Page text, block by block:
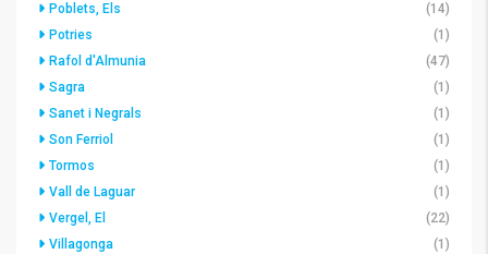
Poblets, Els
(14)
Potries
(1)
Rafol d'Almunia
(47)
Sagra
(1)
Sanet i Negrals
(1)
Son Ferriol
(1)
Tormos
(1)
Vall de Laguar
(1)
Vergel, El
(22)
Villagonga
(1)